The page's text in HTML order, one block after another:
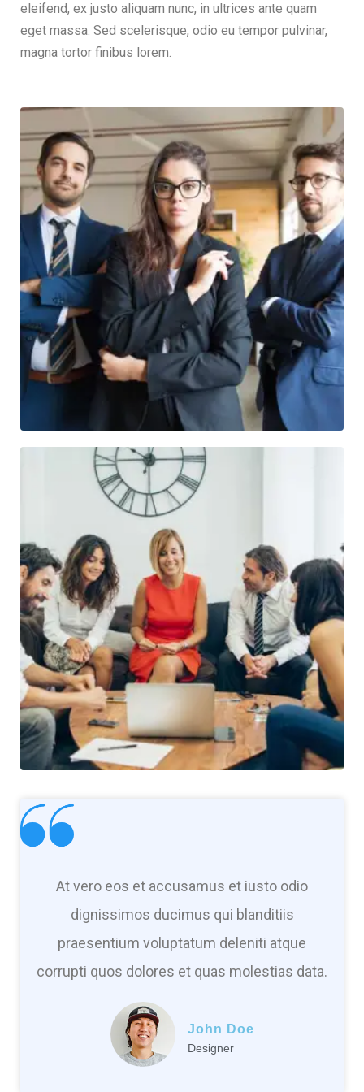
eleifend, ex justo aliquam nunc, in ultrices ante quam
eget massa. Sed scelerisque, odio eu tempor pulvinar,
magna tortor finibus lorem.
At vero eos et accusamus et iusto odio
dignissimos ducimus qui blanditiis
praesentium voluptatum deleniti atque
corrupti quos dolores et quas molestias data.
John Doe
Designer